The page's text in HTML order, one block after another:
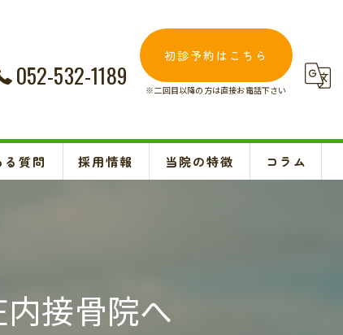
052-532-1189
初診予約はこちら
※二回目以降の方は直接お電話下さい
る質問 採用情報 当院の特徴 コラム
接骨院へ